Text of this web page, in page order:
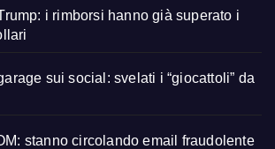
i rimborsi hanno già superato i
sui social: svelati i “giocattoli” da
stanno circolando email fraudolente